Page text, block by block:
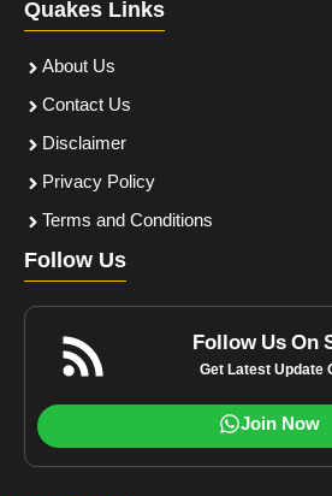
Quakes Links
About Us
Contact Us
Disclaimer
Privacy Policy
Terms and Conditions
Follow Us
Follow Us On
Get Latest Update
Join Now